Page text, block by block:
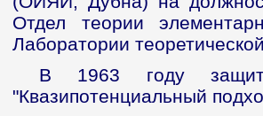
Отдел теории
Лаборатории
В 1963 году
"Квазипотенциальный